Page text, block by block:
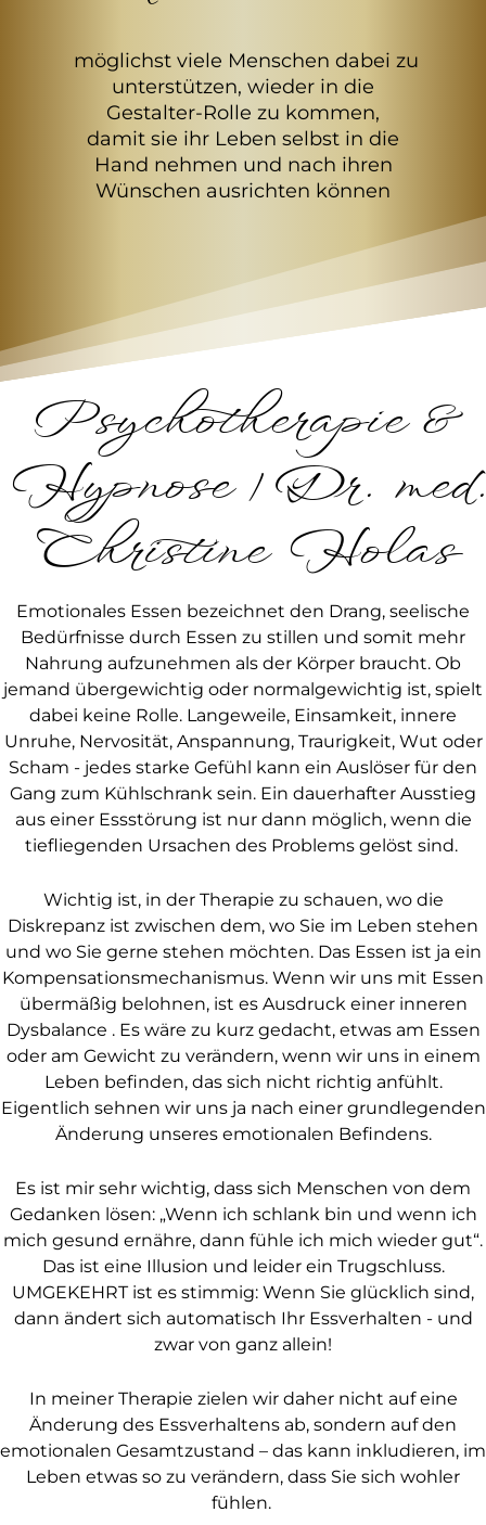
möglichst viele Menschen dabei zu
unterstützen, wieder in die
Gestalter-Rolle zu kommen,
damit sie ihr Leben selbst in die
Hand nehmen und nach ihren
Wünschen ausrichten können
Psychotherapie &
Hypnose | Dr. med.
Christine Holas
Emotionales Essen bezeichnet den Drang, seelische
Bedürfnisse durch Essen zu stillen und somit mehr
Nahrung aufzunehmen als der Körper braucht. Ob
jemand übergewichtig oder normalgewichtig ist, spielt
dabei keine Rolle. Langeweile, Einsamkeit, innere
Unruhe, Nervosität, Anspannung, Traurigkeit, Wut oder
Scham - jedes starke Gefühl kann ein Auslöser für den
Gang zum Kühlschrank sein. Ein dauerhafter Ausstieg
aus einer Essstörung ist nur dann möglich, wenn die
tiefliegenden Ursachen des Problems gelöst sind.
Wichtig ist, in der Therapie zu schauen, wo die
Diskrepanz ist zwischen dem, wo Sie im Leben stehen
und wo Sie gerne stehen möchten. Das Essen ist ja ein
Kompensationsmechanismus. Wenn wir uns mit Essen
übermäßig belohnen, ist es Ausdruck einer inneren
Dysbalance . Es wäre zu kurz gedacht, etwas am Essen
oder am Gewicht zu verändern, wenn wir uns in einem
Leben befinden, das sich nicht richtig anfühlt.
Eigentlich sehnen wir uns ja nach einer grundlegenden
Änderung unseres emotionalen Befindens.
Es ist mir sehr wichtig, dass sich Menschen von dem
Gedanken lösen: „Wenn ich schlank bin und wenn ich
mich gesund ernähre, dann fühle ich mich wieder gut“.
Das ist eine Illusion und leider ein Trugschluss.
UMGEKEHRT ist es stimmig: Wenn Sie glücklich sind,
dann ändert sich automatisch Ihr Essverhalten - und
zwar von ganz allein!
In meiner Therapie zielen wir daher nicht auf eine
Änderung des Essverhaltens ab, sondern auf den
emotionalen Gesamtzustand – das kann inkludieren, im
Leben etwas so zu verändern, dass Sie sich wohler
fühlen.